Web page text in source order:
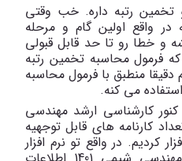
رتبه داره. خب وقتی
در واقع اولین گام و مرحله
و خطا رو تا حد قابل قبولی
فرمول محاسبه تخمین رتبه
ارشد مهندسی شیمی 3گام دقیقا منطبق با فرمول محاسبه
می کنه.
کارشناسی ارشد مهندسی
کارنامه های قابل توجهیه
کردیم. در واقع تو نرم افزار